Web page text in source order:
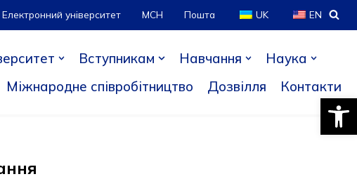
Електронний університет МСН Пошта UK EN
Вступникам Навчання
Наука
Міжнародне співробітництво Дозвілля Контакти